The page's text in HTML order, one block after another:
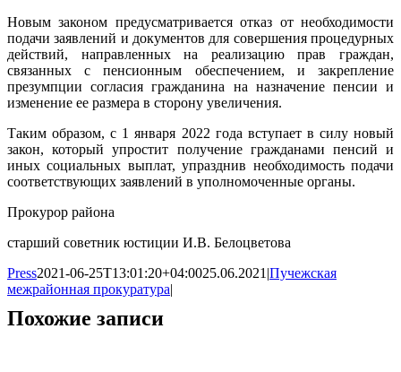
Новым законом предусматривается отказ от необходимости
подачи заявлений и документов для совершения процедурных
действий, направленных на реализацию прав граждан,
связанных с пенсионным обеспечением, и закрепление
презумпции согласия гражданина на назначение пенсии и
изменение ее размера в сторону увеличения.
Таким образом, с 1 января 2022 года вступает в силу новый
закон, который упростит получение гражданами пенсий и
иных социальных выплат, упразднив необходимость подачи
соответствующих заявлений в уполномоченные органы.
Прокурор района
старший советник юстиции И.В. Белоцветова
Press2021-06-25T13:01:20+04:0025.06.2021 |Пучежская
межрайонная прокуратура|
Похожие записи